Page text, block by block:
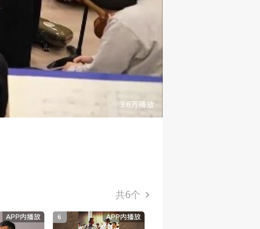
06:03
3.6万播放
共6个
6